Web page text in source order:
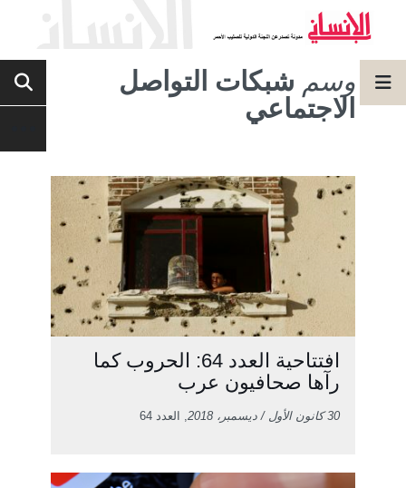
وسم شبكات التواصل
الاجتماعي
افتتاحية العدد 64: الحروب كما
رآها صحافيون عرب
30 كانون الأول / ديسمبر، 2018 , العدد 64